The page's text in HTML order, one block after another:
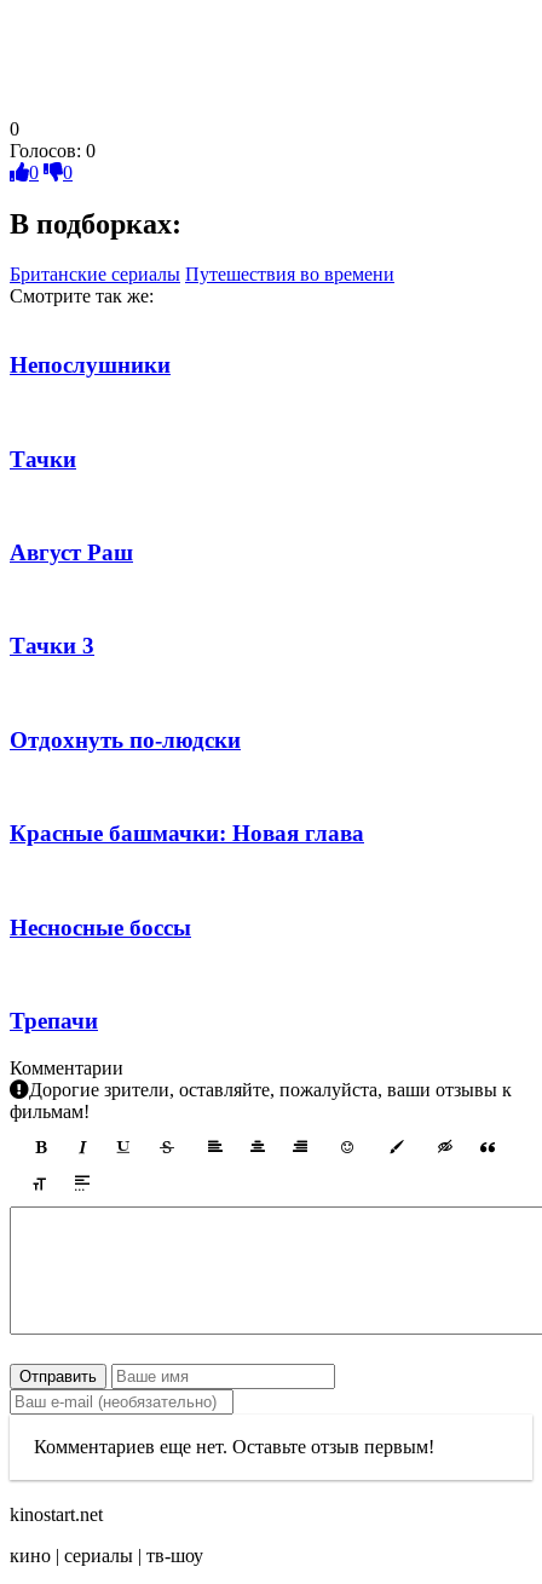
0
Голосов: 0
0
0
В подборках:
Британские сериалы Путешествия во времени
Смотрите так же:
Непослушники
Тачки
Август Раш
Тачки 3
Отдохнуть по-людски
Красные башмачки: Новая глава
Несносные боссы
Трепачи
Комментарии
Дорогие зрители, оставляйте, пожалуйста, ваши отзывы к
фильмам!
Отправить
Комментариев еще нет. Оставьте отзыв первым!
kinostart.net
кино | сериалы | тв-шоу